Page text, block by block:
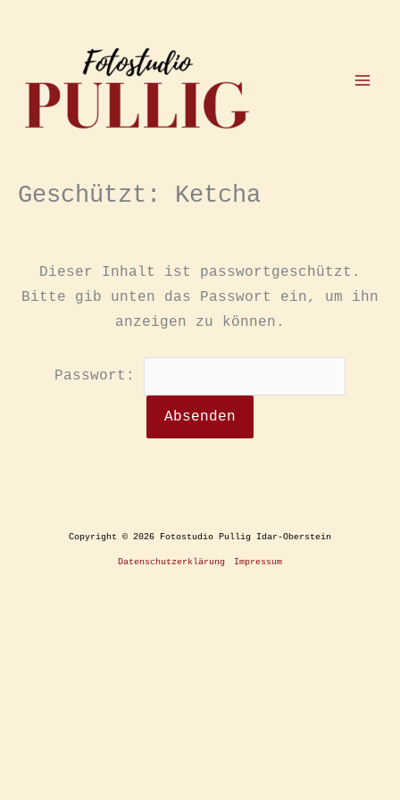
Geschützt: Ketcha
Dieser Inhalt ist passwortgeschützt.
Bitte gib unten das Passwort ein, um ihn
anzeigen zu können.
Passwort:
Copyright © 2026 Fotostudio Pullig Idar-Oberstein
Datenschutzerklärung Impressum